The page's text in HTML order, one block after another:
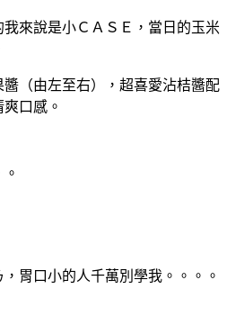
來說是小ＣＡＳＥ，當日的玉米
（由左至右），超喜愛沾桔醬配
口感。
胃口小的人千萬別學我。。。。